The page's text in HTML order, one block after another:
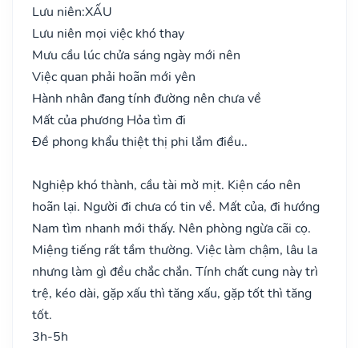
Lưu niên:XẤU
Lưu niên mọi việc khó thay
Mưu cầu lúc chửa sáng ngày mới nên
Việc quan phải hoãn mới yên
Hành nhân đang tính đường nên chưa về
Mất của phương Hỏa tìm đi
Đề phong khẩu thiệt thị phi lắm điều..
Nghiệp khó thành, cầu tài mờ mịt. Kiện cáo nên
hoãn lại. Người đi chưa có tin về. Mất của, đi hướng
Nam tìm nhanh mới thấy. Nên phòng ngừa cãi cọ.
Miệng tiếng rất tầm thường. Việc làm chậm, lâu la
nhưng làm gì đều chắc chắn. Tính chất cung này trì
trệ, kéo dài, gặp xấu thì tăng xấu, gặp tốt thì tăng
tốt.
3h-5h